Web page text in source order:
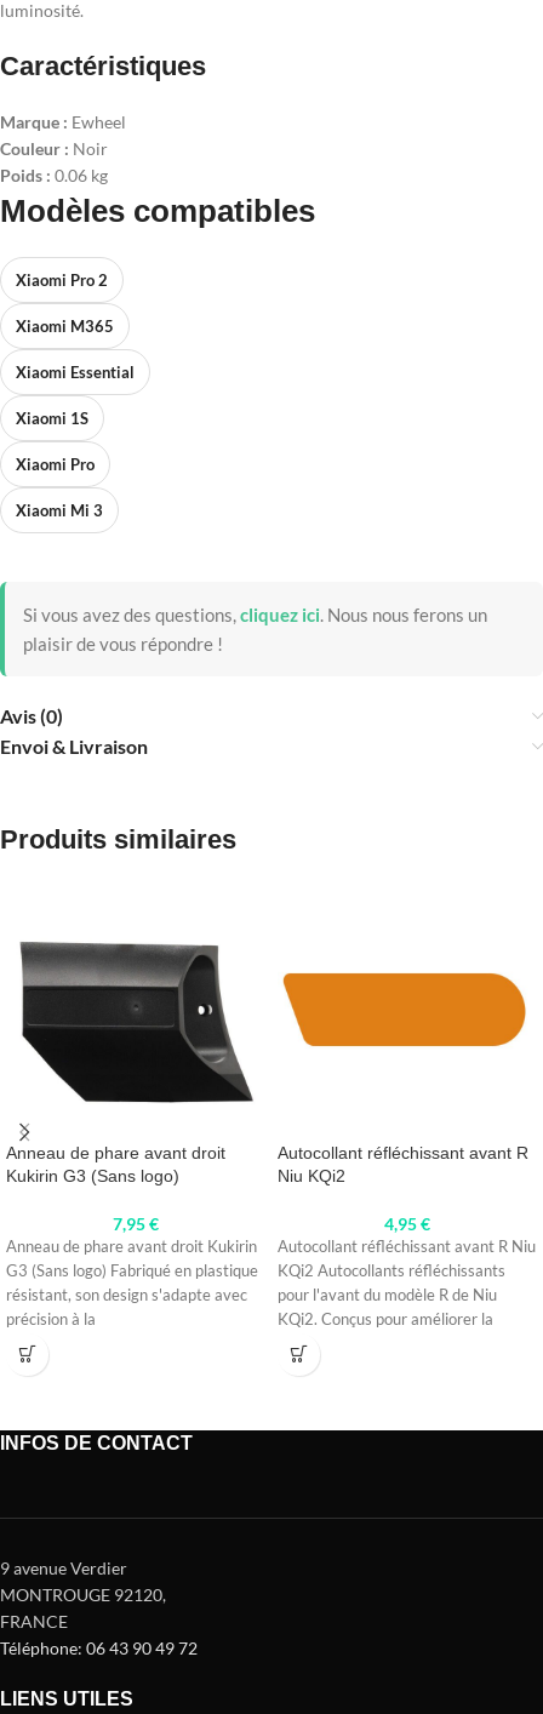
luminosité.
Caractéristiques
Marque : Ewheel
Couleur : Noir
Poids : 0.06 kg
Modèles compatibles
Xiaomi Pro 2
Xiaomi M365
Xiaomi Essential
Xiaomi 1S
Xiaomi Pro
Xiaomi Mi 3
Si vous avez des questions,cliquez ici. Nous nous ferons un
plaisir de vous répondre !
Avis (0)
Envoi & Livraison
Produits similaires
Anneau de phare avant droit
Kukirin G3 (Sans logo)
7,95€
Anneau de phare avant droit Kukirin
G3 (Sans logo) Fabriqué en plastique
résistant, son design s'adapte avec
précision à la
Autocollant réfléchissant avant R
Niu KQi2
4,95€
Autocollant réfléchissant avant R Niu
KQi2 Autocollants réfléchissants
pour l'avant du modèle R de Niu
KQi2. Conçus pour améliorer la
INFOS DE CONTACT
9 avenue Verdier
MONTROUGE 92120,
FRANCE
Téléphone: 06 43 90 49 72
LIENS UTILES